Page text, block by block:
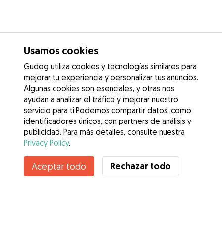
Usamos cookies
Gudog utiliza cookies y tecnologías similares para
mejorar tu experiencia y personalizar tus anuncios.
Algunas cookies son esenciales, y otras nos
ayudan a analizar el tráfico y mejorar nuestro
servicio para ti.Podemos compartir datos, como
identificadores únicos, con partners de análisis y
publicidad. Para más detalles, consulte nuestra
Privacy Policy.
Aceptar todo Rechazar todo